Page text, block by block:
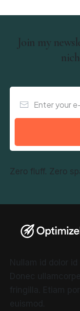
Join my
Zero fluff. Zero